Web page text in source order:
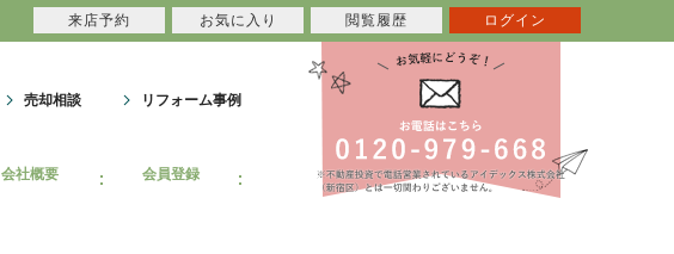
売却相談 リフォーム事例
会社概要 会員登録
来店予約 お気に入り 閲覧履歴 ログイン